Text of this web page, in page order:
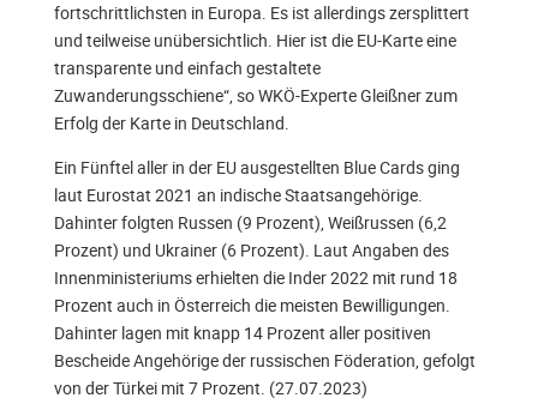
fortschrittlichsten in Europa. Es ist allerdings zersplittert
und teilweise unübersichtlich. Hier ist die EU-Karte eine
transparente und einfach gestaltete
Zuwanderungsschiene“, so WKÖ-Experte Gleißner zum
Erfolg der Karte in Deutschland.
Ein Fünftel aller in der EU ausgestellten Blue Cards ging
laut Eurostat 2021 an indische Staatsangehörige.
Dahinter folgten Russen (9 Prozent), Weißrussen (6,2
Prozent) und Ukrainer (6 Prozent). Laut Angaben des
Innenministeriums erhielten die Inder 2022 mit rund 18
Prozent auch in Österreich die meisten Bewilligungen.
Dahinter lagen mit knapp 14 Prozent aller positiven
Bescheide Angehörige der russischen Föderation, gefolgt
von der Türkei mit 7 Prozent. (27.07.2023)